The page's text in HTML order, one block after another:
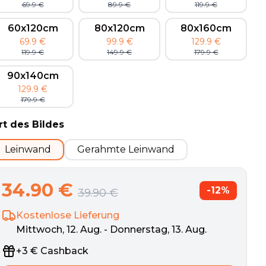
69.9 € 89.9 € 119.9 €
60x120cm
69.9 €
119.9 €
80x120cm
99.9 €
149.9 €
80x160cm
129.9 €
179.9 €
90x140cm
129.9 €
179.9 €
des Bildes
Leinwand Gerahmte Leinwand
34.90 € 39.90 € -12%
Kostenlose Lieferung
Mittwoch, 12. Aug. - Donnerstag, 13. Aug.
+3 € Cashback